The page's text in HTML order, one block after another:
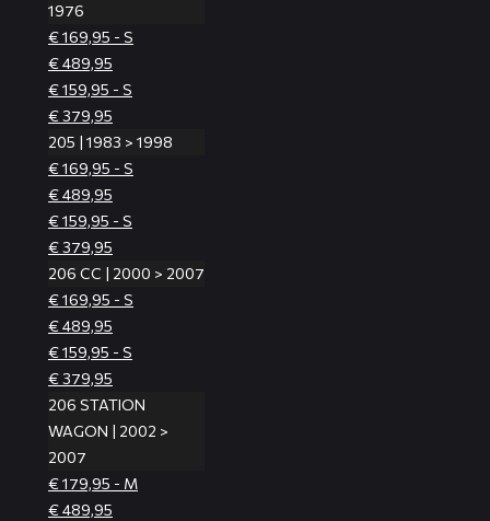
1976
€ 169,95 - S
€ 489,95
€ 159,95 - S
€ 379,95
205 | 1983 > 1998
€ 169,95 - S
€ 489,95
€ 159,95 - S
€ 379,95
206 CC | 2000 > 2007
€ 169,95 - S
€ 489,95
€ 159,95 - S
€ 379,95
206 STATION
WAGON | 2002 >
2007
€ 179,95 - M
€ 489,95